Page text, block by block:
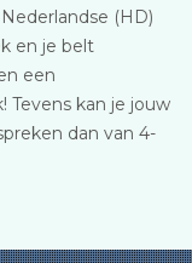
(HD)
en je belt
een
Tevens kan je jouw
dan van 4-